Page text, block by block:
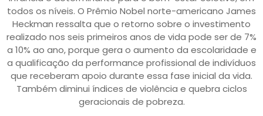
todos os níveis. O Prêmio Nobel norte-americano James
Heckman ressalta que o retorno sobre o investimento
realizado nos seis primeiros anos de vida pode ser de 7%
a 10% ao ano, porque gera o aumento da escolaridade e
a qualificação da performance profissional de indivíduos
que receberam apoio durante essa fase inicial da vida.
Também diminui índices de violência e quebra ciclos
geracionais de pobreza.